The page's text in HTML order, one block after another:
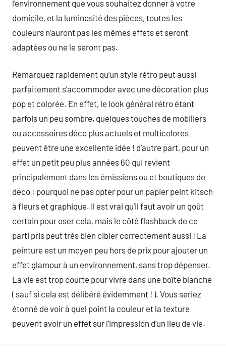
l’environnement que vous souhaitez donner à votre
domicile, et la luminosité des pièces, toutes les
couleurs n’auront pas les mêmes effets et seront
adaptées ou ne le seront pas.
Remarquez rapidement qu’un style rétro peut aussi
parfaitement s’accommoder avec une décoration plus
pop et colorée. En effet, le look général rétro étant
parfois un peu sombre, quelques touches de mobiliers
ou accessoires déco plus actuels et multicolores
peuvent être une excellente idée ! d’autre part, pour un
effet un petit peu plus années 60 qui revient
principalement dans les émissions ou et boutiques de
déco : pourquoi ne pas opter pour un papier peint kitsch
à fleurs et graphique. Il est vrai qu’il faut avoir un goût
certain pour oser cela, mais le côté flashback de ce
parti pris peut très bien cibler correctement aussi ! La
peinture est un moyen peu hors de prix pour ajouter un
effet glamour à un environnement, sans trop dépenser.
La vie est trop courte pour vivre dans une boîte blanche
( sauf si cela est délibéré évidemment ! ). Vous seriez
étonné de voir à quel point la couleur et la texture
peuvent avoir un effet sur l’impression d’un lieu de vie.